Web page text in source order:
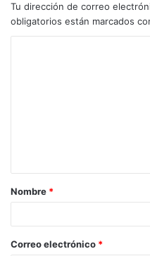
Tu dirección de correo
obligatorios están marcados
Nombre *
Correo electrónico *